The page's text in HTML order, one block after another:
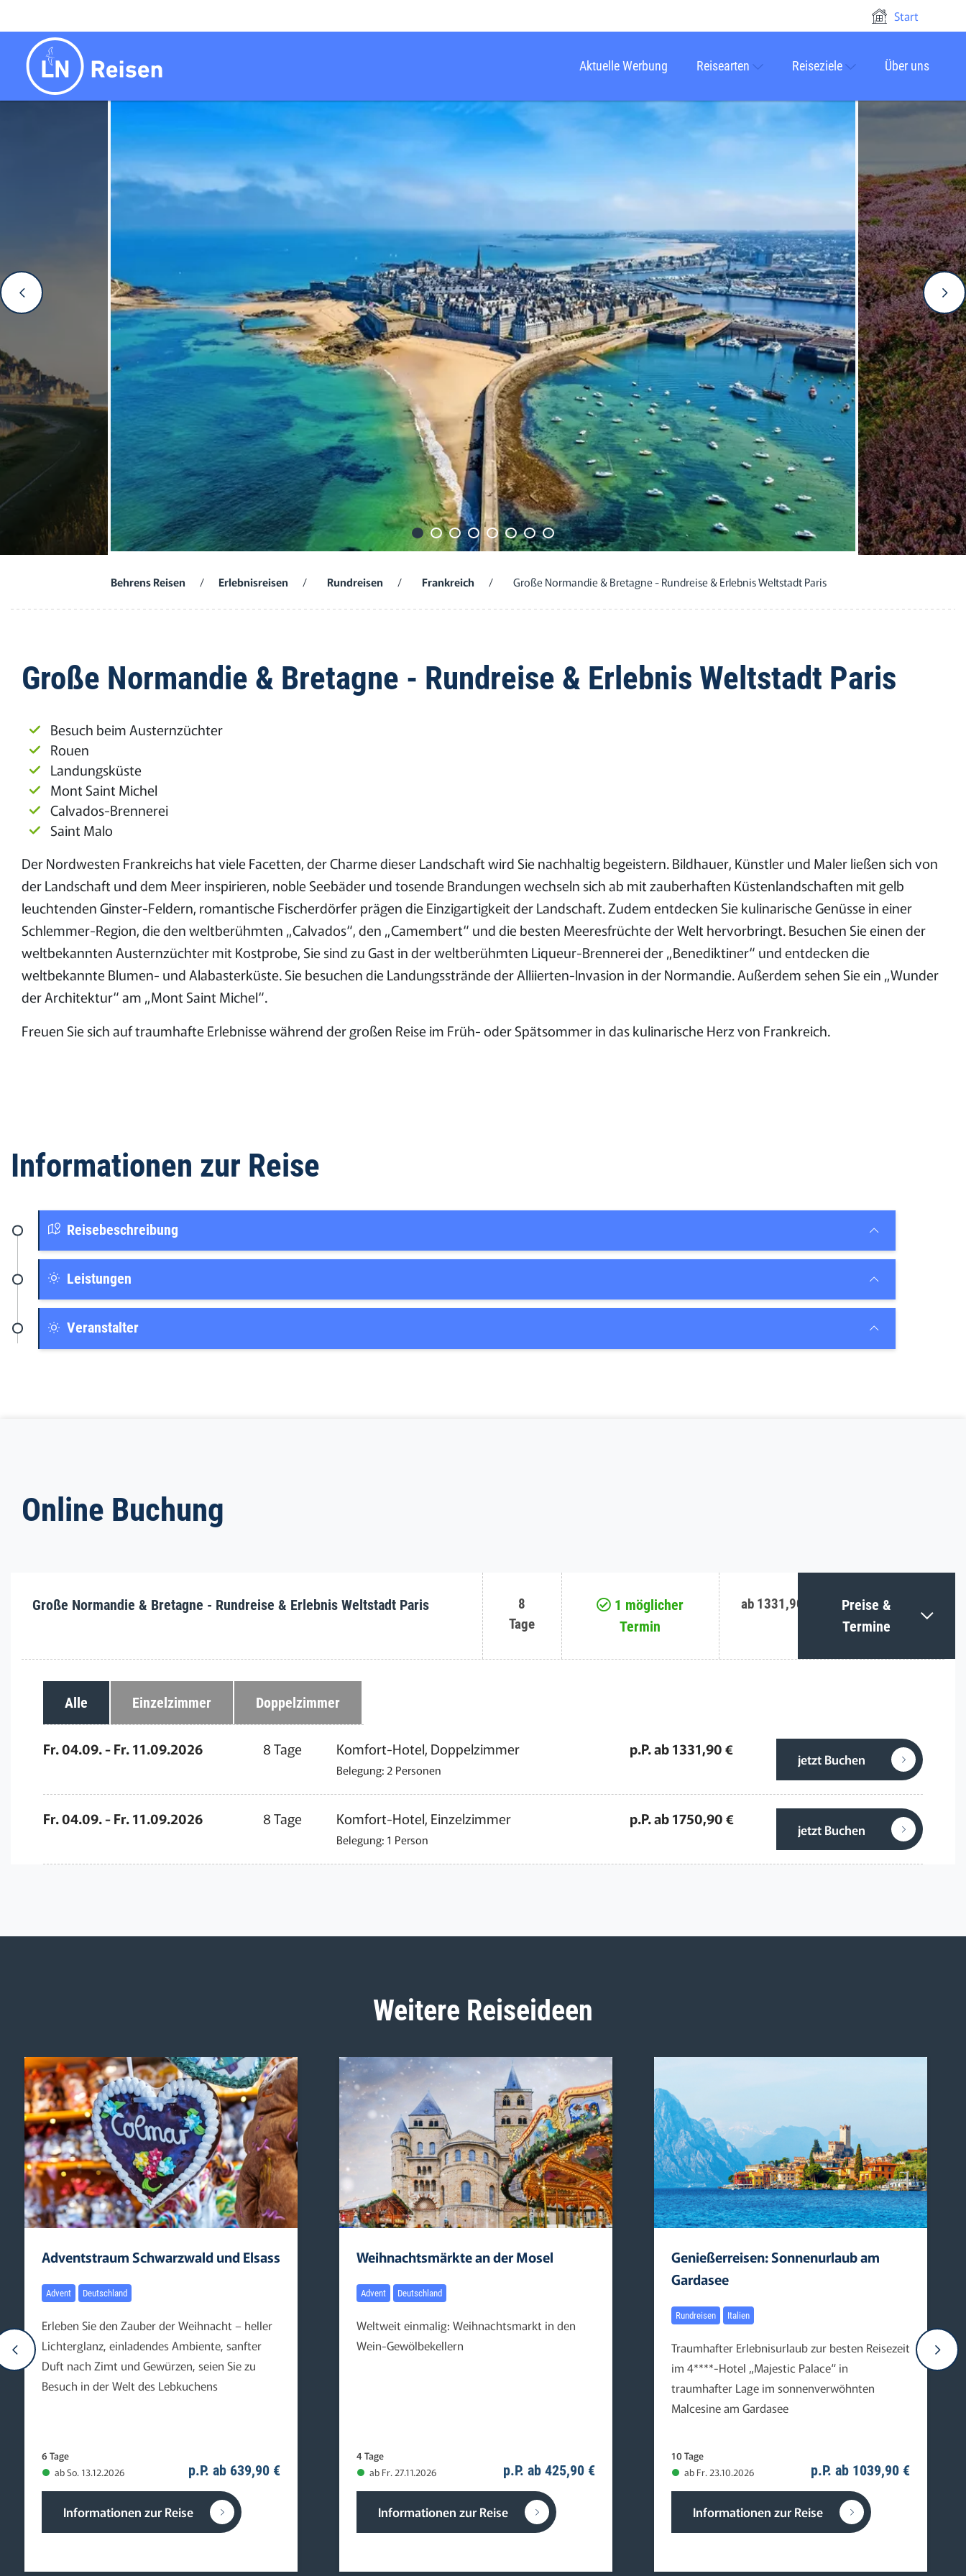
Start
Aktuelle Werbung Reisearten Reiseziele Über uns
Behrens Reisen / Erlebnisreisen / Rundreisen / Frankreich / Große Normandie & Bretagne - Rundreise & Erlebnis Weltstadt Paris
Große Normandie & Bretagne - Rundreise & Erlebnis Weltstadt Paris
Besuch beim Austernzüchter
Rouen
Landungsküste
Mont Saint Michel
Calvados-Brennerei
Saint Malo
Der Nordwesten Frankreichs hat viele Facetten, der Charme dieser Landschaft wird Sie nachhaltig begeistern. Bildhauer, Künstler und Maler ließen sich von
der Landschaft und dem Meer inspirieren, noble See­bäder und tosende Brandungen wechseln sich ab mit zauberhaften Küstenlandschaften mit gelb
leuchtenden Ginster-Feldern, romantische Fischerdörfer prägen die Einzigartigkeit der Landschaft. Zudem entdecken Sie kulinarische Genüsse in einer
Schlemmer-Region, die den weltberühmten „Calvados“, den „Camembert“ und die besten Meeresfrüchte der Welt hervorbringt. Besuchen Sie einen der
weltbekannten Austernzüchter mit Kostprobe, Sie sind zu Gast in der weltberühmten Liqueur-Brennerei der „Benediktiner“ und entdecken die
weltbekannte Blumen- und Alabasterküste. Sie besuchen die Landungsstrände der Alliierten-Invasion in der Normandie. Außerdem sehen Sie ein „Wunder
der Architektur“ am „Mont Saint Michel“.
Freuen Sie sich auf traumhafte Erlebnisse während der großen Reise im Früh- oder Spätsommer in das kulinarische Herz von Frankreich.
Informationen zur Reise
Reisebeschreibung
Leistungen
Veranstalter
Online Buchung
Große Normandie & Bretagne - Rundreise & Erlebnis Weltstadt Paris
8
Tage
1 möglicher
Termin
ab 1331,90 €
Preise &
Termine
Alle Einzelzimmer Doppelzimmer
Fr. 04.09. - Fr. 11.09.2026 8 Tage Komfort-Hotel, Doppelzimmer
Belegung: 2 Personen
p.P. ab 1331,90 €
jetzt Buchen
Fr. 04.09. - Fr. 11.09.2026 8 Tage Komfort-Hotel, Einzelzimmer
Belegung: 1 Person
p.P. ab 1750,90 €
jetzt Buchen
Weitere Reiseideen
Adventstraum Schwarzwald und Elsass
Advent Deutschland
Erleben Sie den Zauber der Weihnacht – heller
Lichterglanz, einladendes Ambiente, sanfter
Duft nach Zimt und Gewürzen, seien Sie zu
Besuch in der Welt des Lebkuchens
6 Tage
ab So. 13.12.2026
p.P. ab 639,90 €
Informationen zur Reise
Weihnachtsmärkte an der Mosel
Advent Deutschland
Weltweit einmalig: Weihnachtsmarkt in den
Wein-Gewölbekellern
4 Tage
ab Fr. 27.11.2026
p.P. ab 425,90 €
Informationen zur Reise
Genießerreisen: Sonnenurlaub am
Gardasee
Rundreisen Italien
Traumhafter Erlebnisurlaub zur besten Reisezeit
im 4****-Hotel „Majestic Palace“ in
traumhafter Lage im sonnenverwöhnten
Malcesine am Gardasee
10 Tage
ab Fr. 23.10.2026
p.P. ab 1039,90 €
Informationen zur Reise